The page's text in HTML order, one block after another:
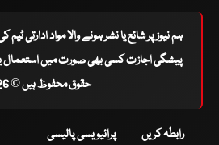
ہم نیوز پر شائع یا نشر ہونے والا مواد ادارتی
پیشگی اجازت کسی بھی صورت میں استعمال
حقوق محفوظ ہیں © 2026
رابطہ کریں پرائیویسی پالیسی